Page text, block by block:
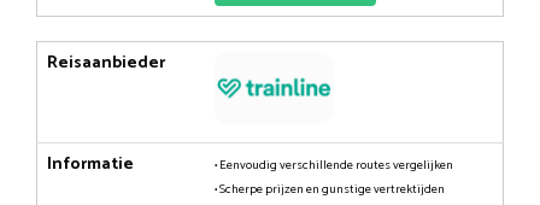
Reisaanbieder
Informatie
• Eenvoudig verschillende routes vergelijken
• Scherpe prijzen en gunstige vertrektijden